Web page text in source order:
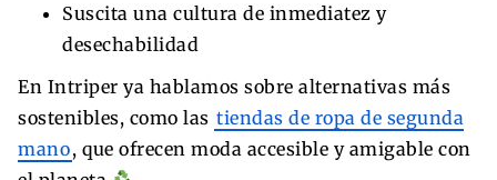
Suscita una cultura de inmediatez y
desechabilidad
En Intriper ya hablamos sobre alternativas más
sostenibles, como las tiendas de ropa de segunda
mano, que ofrecen moda accesible y amigable con